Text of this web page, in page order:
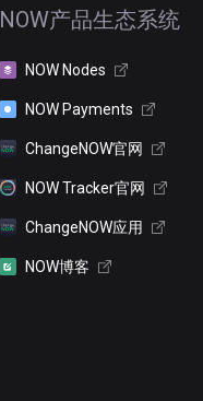
NOW产品生态系统
NOW Nodes
NOW Payments
ChangeNOW官网
NOW Tracker官网
ChangeNOW应用
NOW博客